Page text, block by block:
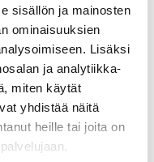
sisällön ja mainosten
ominaisuuksien
Lisäksi
ja analytiikka-
miten käytät
yhdistää näitä
heille tai joita on
sekä tavaroiden
asianmukaiset ja
kohtuulliset
henkilö voi
käyttää
koulutusta, työtä
ja palveluita
ja edetä